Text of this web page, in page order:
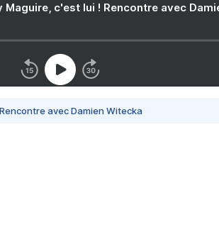
c'est lui ! Rencontre avec
avec Damien Witecka